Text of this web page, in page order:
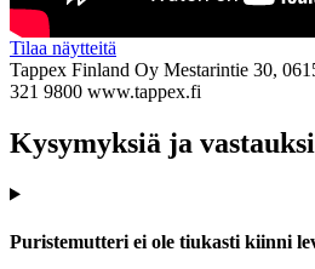
Tilaa näytteitä
Tappex Finland Oy Mestarintie 30,
321 9800 www.tappex.fi
Kysymyksiä ja
Puristemutteri ei ole tiukasti kiinni